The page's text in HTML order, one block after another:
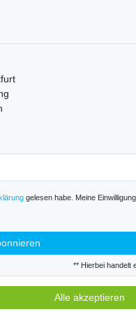
gelesen habe. Meine
** Hierbei handelt
Alle akzeptieren